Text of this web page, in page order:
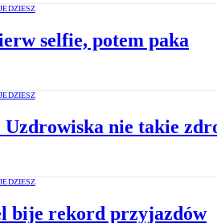
selfie, potem paka
nie takie
bije rekord przyjazdów